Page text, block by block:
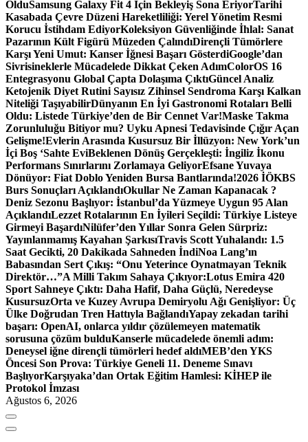
OlduSamsung Galaxy Fit 4 İçin Bekleyiş Sona EriyorTarihi
Kasabada Çevre Düzeni Hareketliliği: Yerel Yönetim Resmi
Korucu İstihdam EdiyorKoleksiyon Güvenliğinde İhlal: Sanat
Pazarının Kült Figürü Müzeden ÇalındıDirençli Tümörlere
Karşı Yeni Umut: Kanser İğnesi Başarı GösterdiGoogle’dan
Sivrisineklerle Mücadelede Dikkat Çeken AdımColorOS 16
Entegrasyonu Global Çapta Dolaşıma ÇıktıGüncel Analiz
Ketojenik Diyet Rutini Sayısız Zihinsel Sendroma Karşı Kalkan
Niteliği TaşıyabilirDünyanın En İyi Gastronomi Rotaları Belli
Oldu: Listede Türkiye’den de Bir Cennet Var!Maske Takma
Zorunluluğu Bitiyor mu? Uyku Apnesi Tedavisinde Çığır Açan
Gelişme!Evlerin Arasında Kusursuz Bir İllüzyon: New York’un
İçi Boş ‘Sahte EviBeklenen Dönüş Gerçekleşti: İngiliz İkonu
Performans Sınırlarını Zorlamaya GeliyorEfsane Yuvaya
Dönüyor: Fiat Doblo Yeniden Bursa Bantlarında!2026 İÖKBS
Burs Sonuçları AçıklandıOkullar Ne Zaman Kapanacak ?
Deniz Sezonu Başlıyor: İstanbul’da Yüzmeye Uygun 95 Alan
AçıklandıLezzet Rotalarının En İyileri Seçildi: Türkiye Listeye
Girmeyi BaşardıNilüfer’den Yıllar Sonra Gelen Sürpriz:
Yayınlanmamış Kayahan ŞarkısıTravis Scott Yuhalandı: 1.5
Saat Gecikti, 20 Dakikada Sahneden İndiNoa Lang’ın
Babasından Sert Çıkış: “Onu Yeterince Oynatmayan Teknik
Direktör…”A Milli Takım Sahaya Çıkıyor:Lotus Emira 420
Sport Sahneye Çıktı: Daha Hafif, Daha Güçlü, Neredeyse
KusursuzOrta ve Kuzey Avrupa Demiryolu Ağı Genişliyor: Üç
Ülke Doğrudan Tren Hattıyla BağlandıYapay zekadan tarihi
başarı: OpenAI, onlarca yıldır çözülemeyen matematik
sorusuna çözüm bulduKanserle mücadelede önemli adım:
Deneysel iğne dirençli tümörleri hedef aldıMEB’den YKS
Öncesi Son Prova: Türkiye Geneli 11. Deneme Sınavı
BaşlıyorKarşıyaka’dan Ortak Eğitim Hamlesi: KİHEP ile
Protokol İmzası
Ağustos 6, 2026